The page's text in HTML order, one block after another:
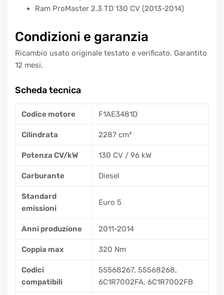
Ram ProMaster 2.3 TD 130 CV (2013-2014)
Condizioni e garanzia
Ricambio usato originale testato e verificato. Garantito
12 mesi.
Scheda tecnica
Codice motore F1AE3481D
Cilindrata 2287 cm³
Potenza CV/kW 130 CV / 96 kW
Carburante Diesel
Standard
emissioni
Euro 5
Anni produzione 2011-2014
Coppia max 320 Nm
Codici
compatibili
55568267, 55568268,
6C1R7002FA, 6C1R7002FB